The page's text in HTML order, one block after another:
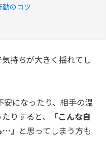
動のコツ
持ちが大きく揺れてし
になったり、相手の温
りすると、
「こんな自
」 と思ってしまう方も